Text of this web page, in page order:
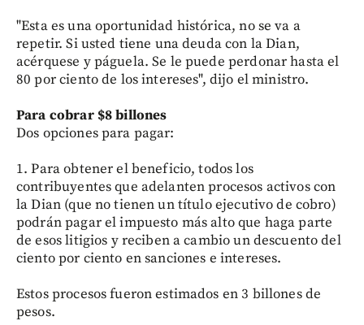
"Esta es una oportunidad histórica, no se va a
repetir. Si usted tiene una deuda con la Dian,
acérquese y páguela. Se le puede perdonar hasta el
80 por ciento de los intereses", dijo el ministro.
Para cobrar $8 billones
Dos opciones para pagar:
1. Para obtener el beneficio, todos los
contribuyentes que adelanten procesos activos con
la Dian (que no tienen un título ejecutivo de cobro)
podrán pagar el impuesto más alto que haga parte
de esos litigios y reciben a cambio un descuento del
ciento por ciento en sanciones e intereses.
Estos procesos fueron estimados en 3 billones de
pesos.